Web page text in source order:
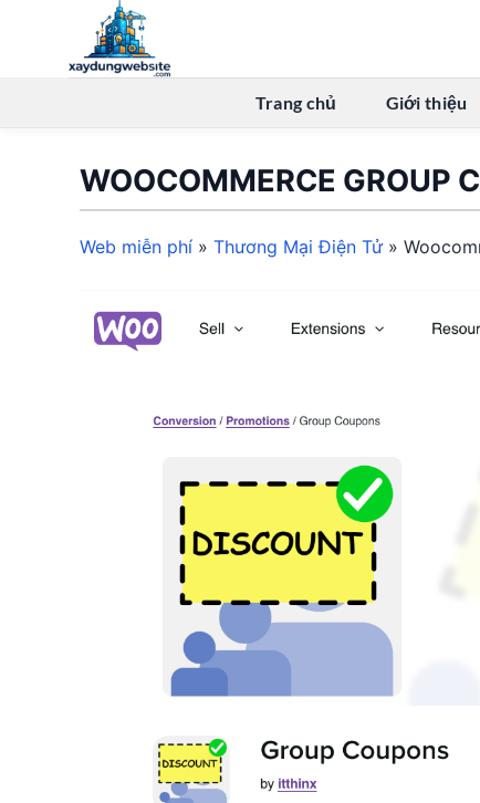
Trang chủ Giới thiệu
WOOCOMMERCE GROUP
Web miễn phí » Thương Mại Điện Tử»